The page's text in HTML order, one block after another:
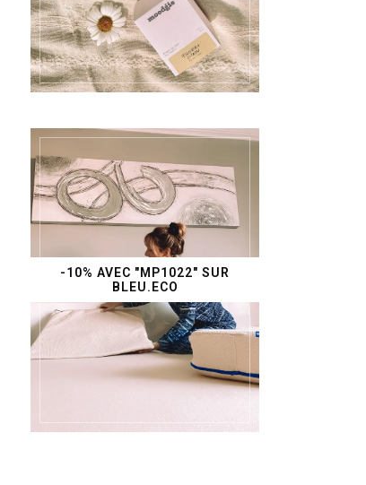
-10% AVEC "MP1022" SUR
BLEU.ECO